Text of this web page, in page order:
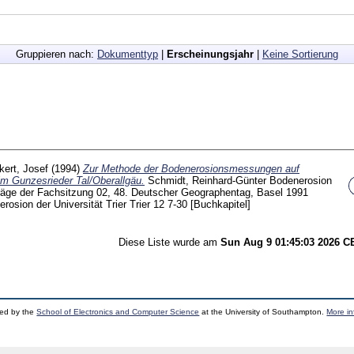
Gruppieren nach: Dokumenttyp Erscheinungsjahr Keine Sortierung
Josef (1994) Zur Methode der Bodenerosionsmessungen auf
Gunzesrieder Tal/Oberallgäu. Schmidt, Reinhard-GünterBodenerosion
der Fachsitzung 02, 48. Deutscher Geographentag, Basel 1991
der Universität Trier Trier 12 7-30 [Buchkapitel]
Diese Liste wurde am Sun Aug 9 01:45:03 2026
by theSchool of Electronics and Computer Science at the University of Southampton.More